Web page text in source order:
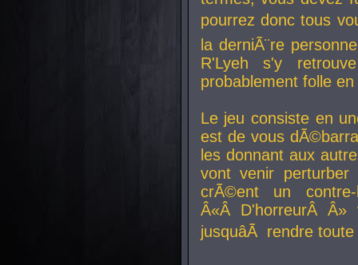
pourrez donc tous
la derniÃ¨re
R'Lyeh s'y
probablement folle
Le jeu consiste en
est de vous
les donnant aux
vont venir perturber
crÃ©ent un
Â«Â D'horreurÂ
jusquâÃ rendre